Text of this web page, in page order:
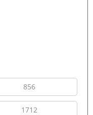
856
1712